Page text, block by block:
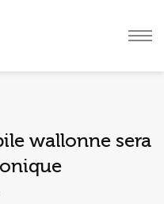
wallonne sera